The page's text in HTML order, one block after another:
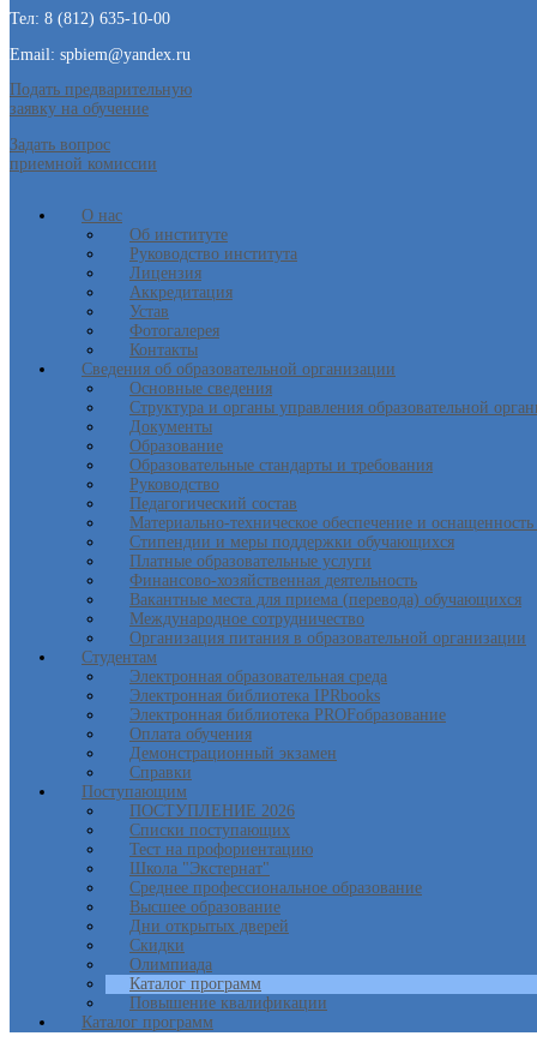
Тел: 8 (812) 635-10-00
Email: spbiem@yandex.ru
Подать предварительную
заявку на обучение
Задать вопрос
приемной комиссии
О нас
Об институте
Руководство института
Лицензия
Аккредитация
Устав
Фотогалерея
Контакты
Сведения об образовательной организации
Основные сведения
Структура и органы управления образовательной
Документы
Образование
Образовательные стандарты и требования
Руководство
Педагогический состав
Материально-техническое обеспечение и
Стипендии и меры поддержки обучающихся
Платные образовательные услуги
Финансово-хозяйственная деятельность
Вакантные места для приема (перевода) обучающихся
Международное сотрудничество
Организация питания в образовательной организации
Студентам
Электронная образовательная среда
Электронная библиотека IPRbooks
Электронная библиотека PROFобразование
Оплата обучения
Демонстрационный экзамен
Справки
Поступающим
ПОСТУПЛЕНИЕ 2026
Списки поступающих
Тест на профориентацию
Школа "Экстернат"
Среднее профессиональное образование
Высшее образование
Дни открытых дверей
Скидки
Олимпиада
Каталог программ
Повышение квалификации
Каталог программ